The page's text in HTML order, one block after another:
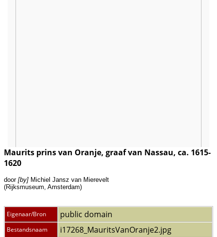
Maurits prins van Oranje, graaf van Nassau, ca. 1615-
1620
door [by] Michiel Jansz van Mierevelt
(Rijksmuseum, Amsterdam)
Eigenaar/Bron public domain
Bestandsnaam i17268_MauritsVanOranje2.jpg